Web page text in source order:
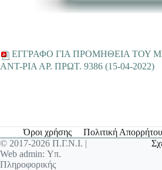
EΓΓΡΑΦΟ ΓΙΑ ΠΡΟΜΗΘΕΙΑ ΤΟΥ
ANT-ΡΙΑ ΑΡ. ΠΡΩΤ. 9386 (15-04-2022)
Όροι χρήσης Πολιτική Απορρήτου
© 2017-2026 Π.Γ.Ν.Ι. |
Web admin: Υπ.
Πληροφορικής